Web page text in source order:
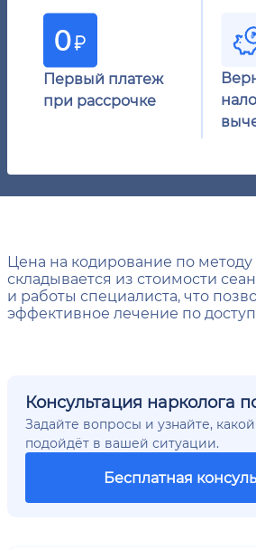
Первый платеж
при рассрочке
Цена на кодирование по
складывается из стоимости
и работы специалиста, что
эффективное лечение по
Консультация нарколога
Задайте вопросы и узнайте,
подойдёт в вашей ситуации.
Бесплатная